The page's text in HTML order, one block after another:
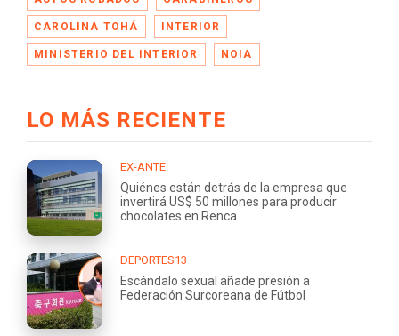
CAROLINA TOHÁ INTERIOR
MINISTERIO DEL INTERIOR NOIA
LO MÁS RECIENTE
EX-ANTE
Quiénes están detrás de la empresa que
invertirá US$ 50 millones para producir
chocolates en Renca
DEPORTES13
Escándalo sexual añade presión a
Federación Surcoreana de Fútbol